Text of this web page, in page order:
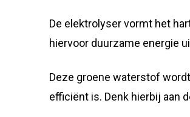
De elektrolyser vormt het
hiervoor duurzame energie
Deze groene waterstof
efficiënt is. Denk hierbij aan